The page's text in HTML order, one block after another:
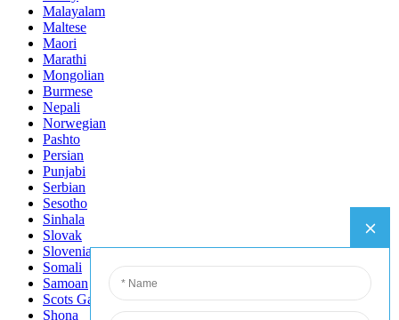
Malayalam
Maltese
Maori
Marathi
Mongolian
Burmese
Nepali
Norwegian
Pashto
Persian
Punjabi
Serbian
Sesotho
Sinhala
Slovak
Slovenian
Somali
Samoan
Scots Gaelic
Shona